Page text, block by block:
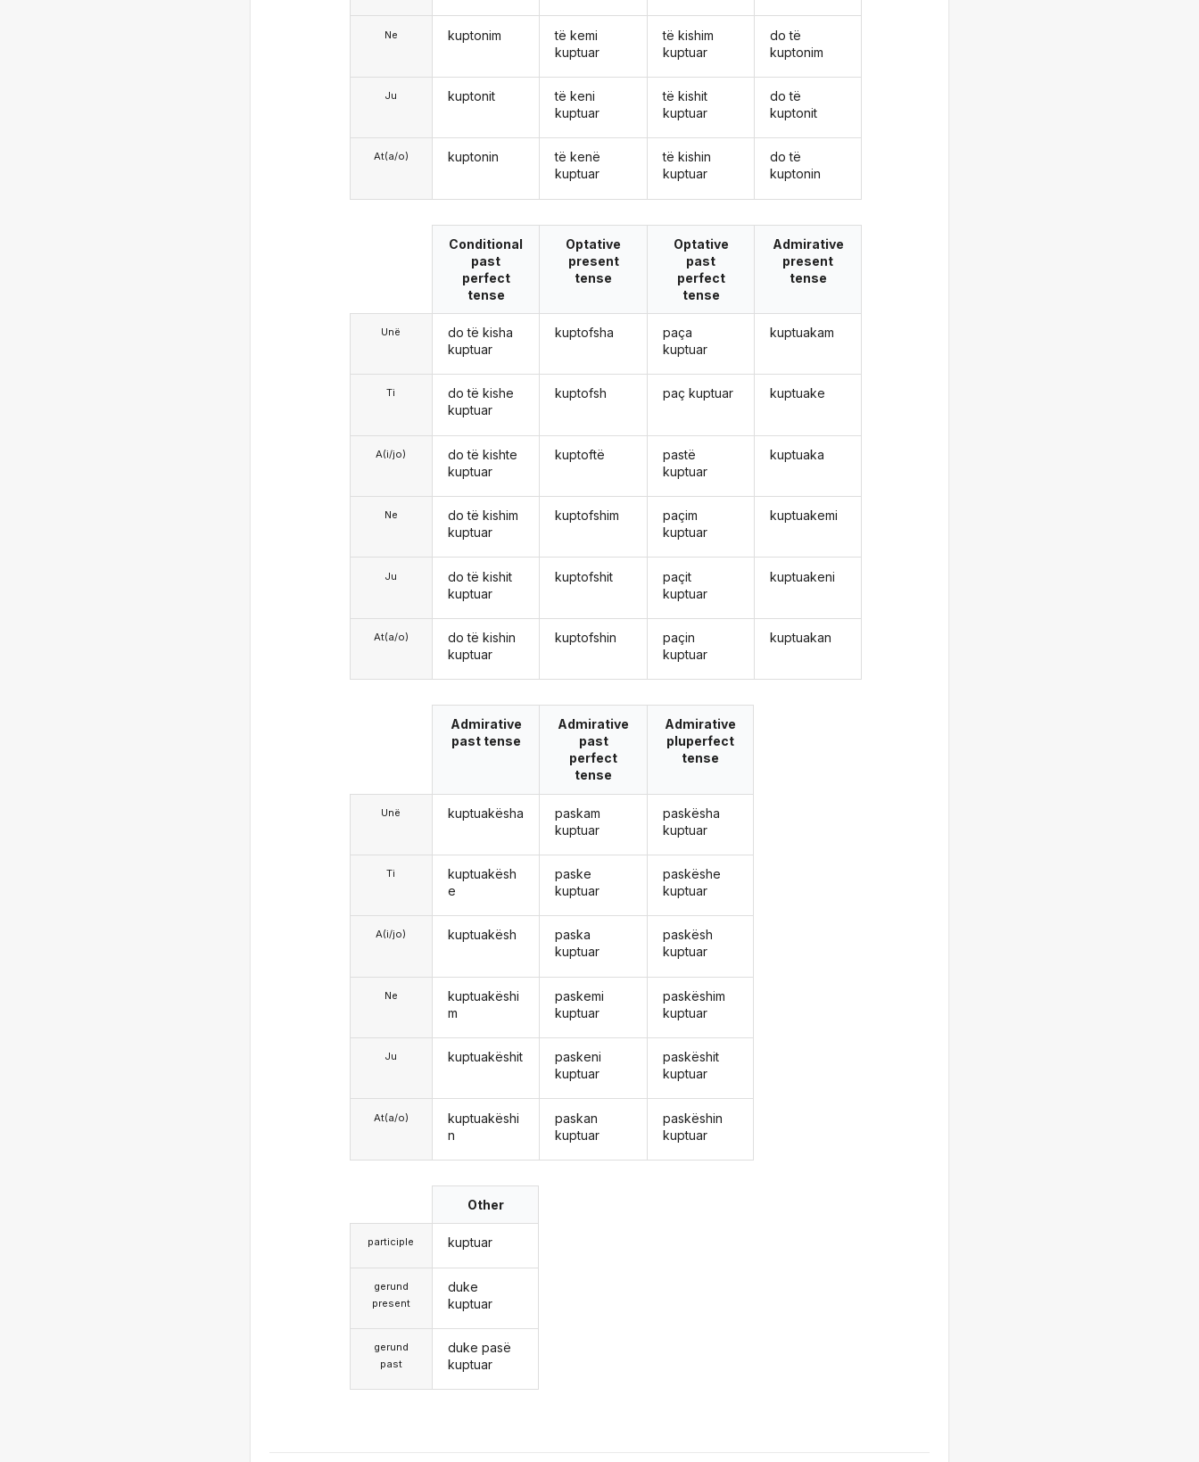
Ne
Ju
At(a/o)
kuptonim
kuptonit
kuptonin
të kemi
kuptuar
të keni
kuptuar
të kenë
kuptuar
të kishim
kuptuar
të kishit
kuptuar
të kishin
kuptuar
do të
kuptonim
do të
kuptonit
do të
kuptonin
Unë
Ti
A(i/jo)
Ne
Ju
At(a/o)
Conditional
past
perfect
tense
do të kisha
kuptuar
do të kishe
kuptuar
do të kishte
kuptuar
do të kishim
kuptuar
do të kishit
kuptuar
do të kishin
kuptuar
Optative
present
tense
kuptofsha
kuptofsh
kuptoftë
kuptofshim
kuptofshit
kuptofshin
Optative
past
perfect
tense
paça
kuptuar
paç kuptuar
pastë
kuptuar
paçim
kuptuar
paçit
kuptuar
paçin
kuptuar
Admirative
present
tense
kuptuakam
kuptuake
kuptuaka
kuptuakemi
kuptuakeni
kuptuakan
Unë
Ti
A(i/jo)
Ne
Ju
At(a/o)
Admirative
past tense
kuptuakësha
kuptuakësh
e
kuptuakësh
kuptuakëshi
m
kuptuakëshit
kuptuakëshi
n
Admirative
past
perfect
tense
paskam
kuptuar
paske
kuptuar
paska
kuptuar
paskemi
kuptuar
paskeni
kuptuar
paskan
kuptuar
Admirative
pluperfect
tense
paskësha
kuptuar
paskëshe
kuptuar
paskësh
kuptuar
paskëshim
kuptuar
paskëshit
kuptuar
paskëshin
kuptuar
participle
gerund
present
gerund
past
Other
kuptuar
duke
kuptuar
duke pasë
kuptuar